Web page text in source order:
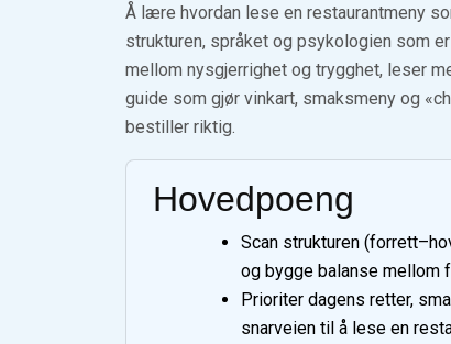
Å lære hvordan lese en restaurantmeny
strukturen, språket og psykologien som
mellom nysgjerrighet og trygghet, leser
guide som gjør vinkart, smaksmeny og
bestiller riktig.
Hovedpoeng
Scan strukturen
og bygge balanse mellom
Prioriter dagens retter,
snarveien til å lese en